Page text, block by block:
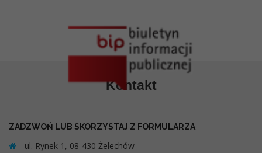
Kontakt
ZADZWOŃ LUB SKORZYSTAJ Z FORMULARZA
ul. Rynek 1, 08-430 Żelechów